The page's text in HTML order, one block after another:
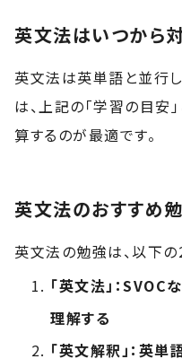
英文法はいつから
英文法は英単語と並行
は、上記の「学習の目安
算するのが最適です。
英文法のおすすめ
英文法の勉強は、以下の
「英文法」：
理解する
「英文解釈」：英